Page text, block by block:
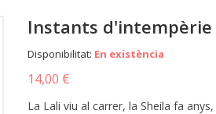
Instants d'intempèrie
Disponibilitat: En existència
14,00 €
La Lali viu al carrer, la Sheila fa